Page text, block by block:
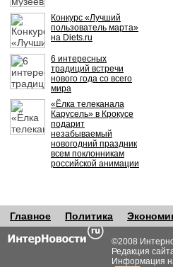
Конкурс «Лучший
пользователь марта»
на Diets.ru
6 интересных
традиций встречи
нового года со всего
мира
«Ёлка телеканала
Карусель» в Крокусе
подарит
незабываемый
новогодний праздник
всем поклонникам
российской анимации
Главное Политика
©2008
Редакция
Информация